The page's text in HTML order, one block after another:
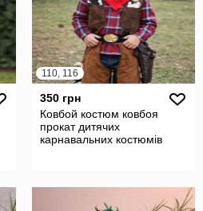
110, 116
350 грн
Ковбой костюм ковбоя
прокат дитячих
карнавальних костюмів